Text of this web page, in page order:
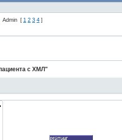
Admin [ 1 2 3 4 ]
с ХМЛ"